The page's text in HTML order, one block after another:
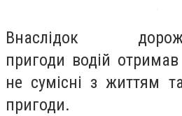
Внаслідок
пригоди водій
не сумісні з життям
пригоди.